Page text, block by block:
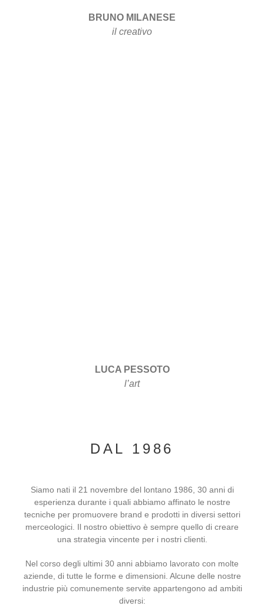
BRUNO MILANESE
il creativo
LUCA PESSOTO
l’art
DAL 1986
Siamo nati il 21 novembre del lontano 1986, 30 anni di
esperienza durante i quali abbiamo affinato le nostre
tecniche per promuovere brand e prodotti in diversi settori
merceologici. Il nostro obiettivo è sempre quello di creare
una strategia vincente per i nostri clienti.
Nel corso degli ultimi 30 anni abbiamo lavorato con molte
aziende, di tutte le forme e dimensioni. Alcune delle nostre
industrie più comunemente servite appartengono ad ambiti
diversi: